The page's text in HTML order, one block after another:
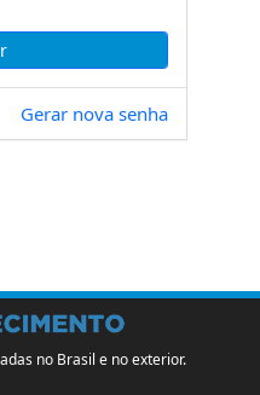
Gerar nova senha
no Brasil e no exterior.